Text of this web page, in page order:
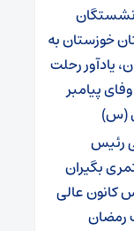
خوزستان به
یادآور رحلت
پیامبر
(س)
رئیس
بگیران
کانون عالی
رمضان